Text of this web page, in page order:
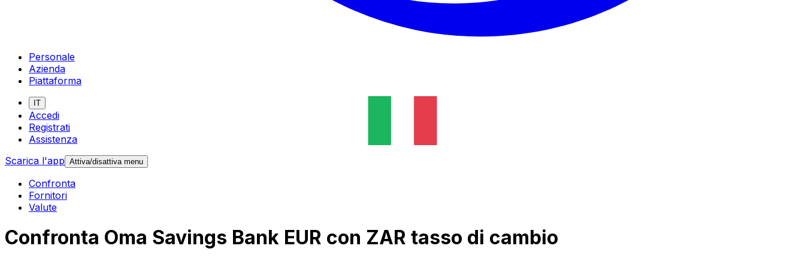
Personale
Azienda
Piattaforma
IT
Accedi
Registrati
Assistenza
Scarica l'app Attiva/disattiva menu
Confronta
Fornitori
Valute
Confronta Oma Savings Bank EUR con ZAR tasso di cambio